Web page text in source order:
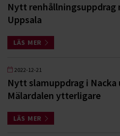
Nytt renhållningsuppdrag
Uppsala
LÄS MER
2022-12-21
Nytt slamuppdrag i
Mälardalen ytterligare
LÄS MER